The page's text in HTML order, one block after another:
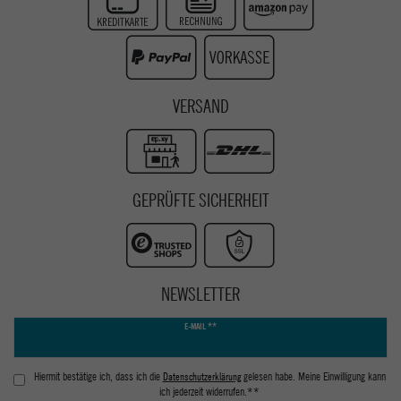
Youtube
VERSAND
GEPRÜFTE SICHERHEIT
NEWSLETTER
E-MAIL **
Hiermit bestätige ich, dass ich die Daten­schutz­erklärunggelesen habe. Meine Einwilligung kann
ich jederzeit widerrufen.**